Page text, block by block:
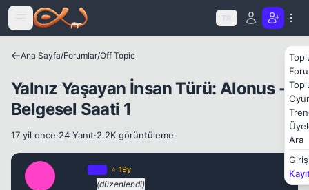
Icerige atla
TR
Ara
Giriş
Ana Sayfa/Forumlar/Off Topic
Yalnız Yaşayan İnsan Türü: Alonus -
Belgesel Saati 1
17 yil once·24 Yanıt·2.2K görüntüleme
⭐ 19y
(düzenlendi)
Kapat
Kapat